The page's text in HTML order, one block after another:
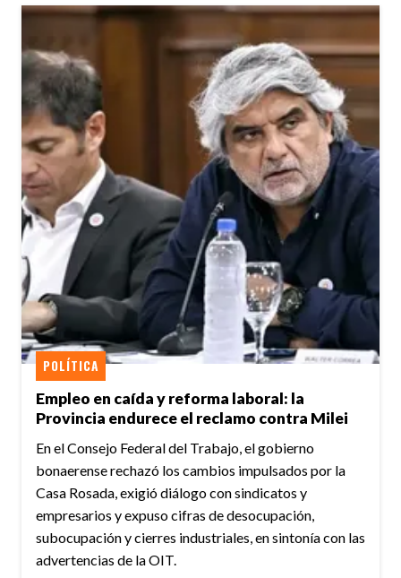
Empleo en caída y reforma laboral: la
Provincia endurece el reclamo contra Milei
POLÍTICA
En el Consejo Federal del Trabajo, el gobierno
bonaerense rechazó los cambios impulsados por la
Casa Rosada, exigió diálogo con sindicatos y
empresarios y expuso cifras de desocupación,
subocupación y cierres industriales, en sintonía con las
advertencias de la OIT.